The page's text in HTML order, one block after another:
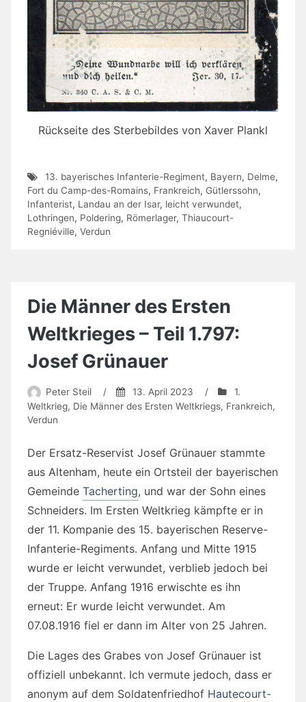
Rückseite des Sterbebildes von Xaver Plankl
13. bayerisches Infanterie-Regiment, Bayern, Delme,
Fort du Camp-des-Romains, Frankreich, Gütlerssohn,
Infanterist, Landau an der Isar, leicht verwundet,
Lothringen, Poldering, Römerlager, Thiaucourt-
Regniéville, Verdun
Die Männer des Ersten
Weltkrieges – Teil 1.797:
Josef Grünauer
Peter Steil / 13. April 2023 /
1.
Weltkrieg, Die Männer des Ersten Weltkriegs, Frankreich,
Verdun
Der Ersatz-Reservist Josef Grünauer stammte
aus Altenham, heute ein Ortsteil der bayerischen
Gemeinde Tacherting, und war der Sohn eines
Schneiders. Im Ersten Weltkrieg kämpfte er in
der 11. Kompanie des 15. bayerischen Reserve-
Infanterie-Regiments. Anfang und Mitte 1915
wurde er leicht verwundet, verblieb jedoch bei
der Truppe. Anfang 1916 erwischte es ihn
erneut: Er wurde leicht verwundet. Am
07.08.1916 fiel er dann im Alter von 25 Jahren.
Die Lages des Grabes von Josef Grünauer ist
offiziell unbekannt. Ich vermute jedoch, dass er
anonym auf dem Soldatenfriedhof Hautecourt-